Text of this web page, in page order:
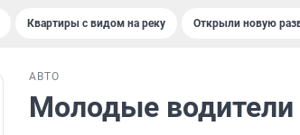
Квартиры с видом на реку Открыли новую
АВТО
Молодые водители